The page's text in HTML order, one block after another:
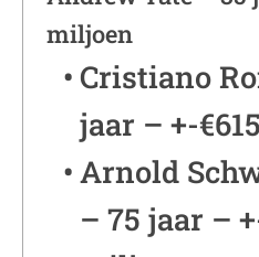
miljoen
Cristiano
jaar – +-
Arnold
– 75 jaar –